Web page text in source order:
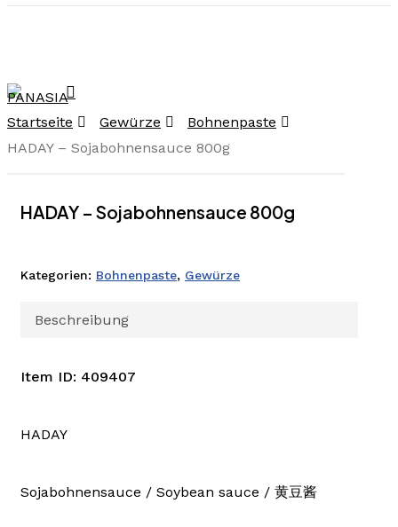
content
Menu
Startseite
Gewürze
Bohnenpaste
HADAY – Sojabohnensauce 800g
HADAY – Sojabohnensauce 800g
Kategorien: Bohnenpaste, Gewürze
Beschreibung
Item ID: 409407
HADAY
Sojabohnensauce / Soybean sauce / 黄豆酱